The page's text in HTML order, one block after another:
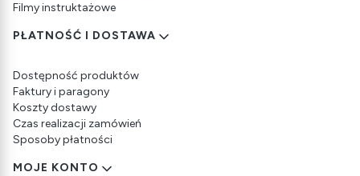
Filmy instruktażowe
PŁATNOŚĆ I DOSTAWA
Dostępność produktów
Faktury i paragony
Koszty dostawy
Czas realizacji zamówień
Sposoby płatności
MOJE KONTO